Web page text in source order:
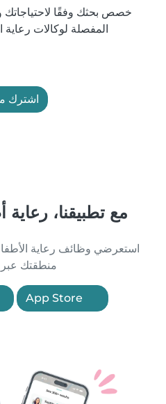
خصص بحثك وفقًا لاحتياجاتك
المفصلة لوكالات رعاية
اشترك
مع تطبيقنا، رعاية
استعرضي وظائف رعاية
منطقتك عبر